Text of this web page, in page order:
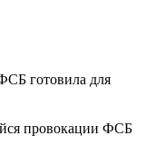
провокации ФСБ